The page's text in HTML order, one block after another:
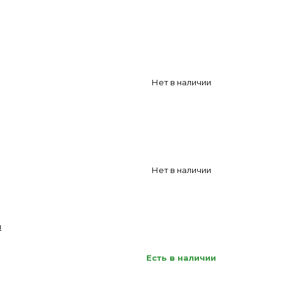
Нет в наличии
Нет в наличии
Есть в наличии